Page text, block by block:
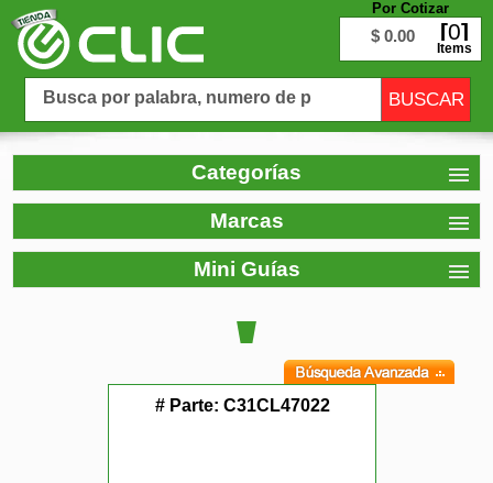
Por Cotizar
$ 0.00 0
Items
Categorías
Marcas
Mini Guías
# Parte: C31CL47022